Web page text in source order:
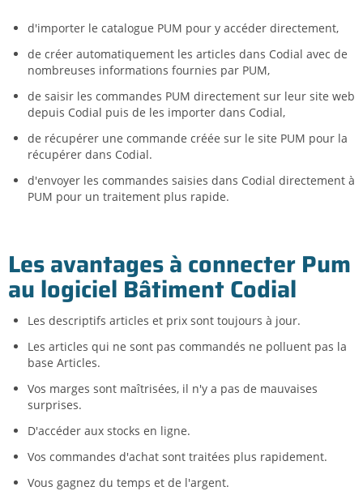
d'importer le catalogue PUM pour y accéder directement,
de créer automatiquement les articles dans Codial avec de
nombreuses informations fournies par PUM,
de saisir les commandes PUM directement sur leur site web
depuis Codial puis de les importer dans Codial,
de récupérer une commande créée sur le site PUM pour la
récupérer dans Codial.
d'envoyer les commandes saisies dans Codial directement à
PUM pour un traitement plus rapide.
Les avantages à connecter Pum
au logiciel Bâtiment Codial
Les descriptifs articles et prix sont toujours à jour.
Les articles qui ne sont pas commandés ne polluent pas la
base Articles.
Vos marges sont maîtrisées, il n'y a pas de mauvaises
surprises.
D'accéder aux stocks en ligne.
Vos commandes d'achat sont traitées plus rapidement.
Vous gagnez du temps et de l'argent.